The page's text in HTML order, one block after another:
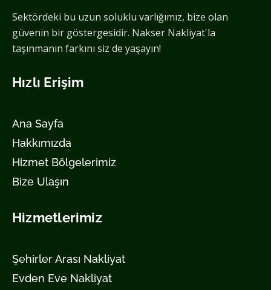
Sektördeki bu uzun soluklu varlığımız, bize olan
güvenin bir göstergesidir. Nakser Nakliyat'la
taşınmanın farkını siz de yaşayın!
Hızlı Erişim
Ana Sayfa
Hakkımızda
Hizmet Bölgelerimiz
Bize Ulaşın
Hizmetlerimiz
Şehirler Arası Nakliyat
Evden Eve Nakliyat